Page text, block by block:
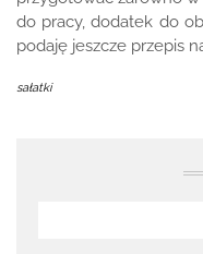
do pracy, dodatek do
podaję jeszcze przepis
sałatki